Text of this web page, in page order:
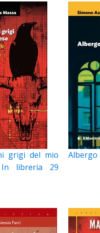
grigi del mio
libreria 29
Albergo